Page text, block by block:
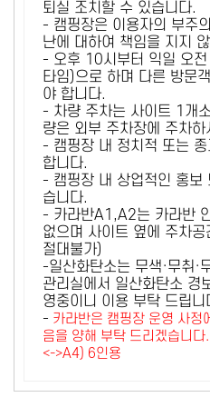
퇴실 조치할 수 있습니다.
- 캠핑장은 이용자의 부주
난에 대하여 책임을 지지
- 오후 10시부터 익일 오
타임)으로 하며 다른 방문
야 합니다.
- 차량 주차는 사이트 1개
량은 외부 주차장에 주차하
- 캠핑장 내 정치적 또는 종
합니다.
- 캠핑장 내 상업적인 홍보
습니다.
- 카라반A1,A2는 카라반
없으며 사이트 옆에 주차
절대불가)
-일산화탄소는 무색·무취·
관리실에서 일산화탄소 경
영중이니 이용 부탁 드립니
- 카라반은 캠핑장 운영 사정
음을 양해 부탁 드리겠습니
<->A4) 6인용